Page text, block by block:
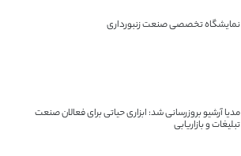
نمایشگاه تخصصی صنعت زنبورداری
مدیا آرشیو بروزرسانی شد: ابزاری حیاتی برای فعالان صنعت
تبلیغات و بازاریابی